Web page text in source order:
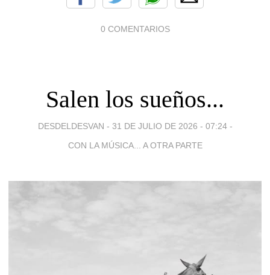
0 COMENTARIOS
Salen los sueños...
DESDELDESVAN - 31 DE JULIO DE 2026 - 07:24 -
CON LA MÚSICA... A OTRA PARTE